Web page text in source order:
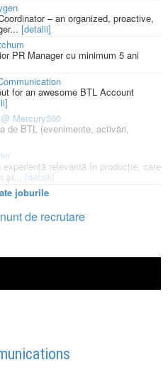
– an organized, proactive,
[detalii]
PR Manager cu minimum 5 ani
for an awesome BTL Account
Mercury360
de BTL (evenimente, activări,
relevantă în producție, care
și... [detalii]
joburile
de recrutare